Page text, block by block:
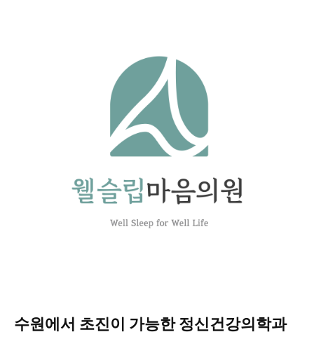
수원에서 초진이 가능한 정신건강의학과